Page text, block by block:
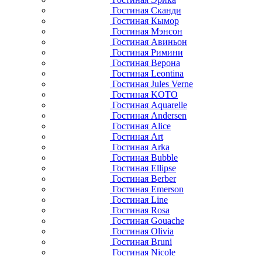
Гостиная Сканди
Гостиная Кымор
Гостиная Мэнсон
Гостиная Авиньон
Гостиная Римини
Гостиная Верона
Гостиная Leontina
Гостиная Jules Verne
Гостиная KOTO
Гостиная Aquarelle
Гостиная Andersen
Гостиная Alice
Гостиная Art
Гостиная Arka
Гостиная Bubble
Гостиная Ellipse
Гостиная Berber
Гостиная Emerson
Гостиная Line
Гостиная Rosa
Гостиная Gouache
Гостиная Olivia
Гостиная Bruni
Гостиная Nicole